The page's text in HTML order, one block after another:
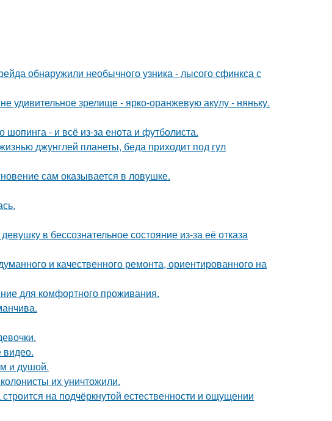
обнаружили необычного узника - лысого сфинкса с
удивительное зрелище - ярко-оранжевую акулу - няньку.
шопинга - и всё из-за енота и футболиста.
джунглей планеты, беда приходит под гул
сам оказывается в ловушке.
в бессознательное состояние из-за её отказа
и качественного ремонта, ориентированного на
для комфортного проживания.
видео.
и душой.
их уничтожили.
на подчёркнутой естественности и ощущении